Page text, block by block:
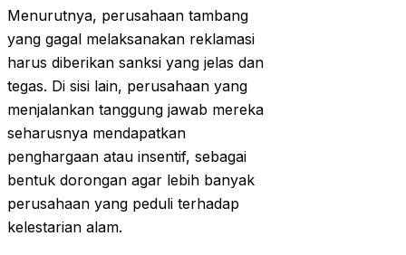
Menurutnya, perusahaan tambang
yang gagal melaksanakan reklamasi
harus diberikan sanksi yang jelas dan
tegas. Di sisi lain, perusahaan yang
menjalankan tanggung jawab mereka
seharusnya mendapatkan
penghargaan atau insentif, sebagai
bentuk dorongan agar lebih banyak
perusahaan yang peduli terhadap
kelestarian alam.